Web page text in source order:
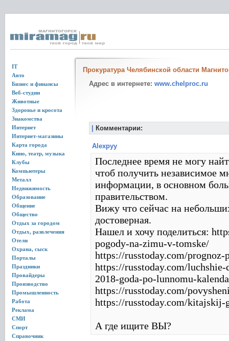
IT
Авто
Бизнес и финансы
Веб-студии
Животные
Здоровье и кросота
Знакомства
Интернет
Интернет-магазины
Карта города
Кино, театр, музыка
Клубы
Компьютеры
Металл
Недвижимость
Образование
Общение
Общество
Отдых за городом
Отдых, развлечения
Отели
Охрана, сыск
Порталы
Праздники
Провайдеры
Производство
Промышленность
Работа
Реклама
СМИ
Спорт
Справочник
Прокуратура Челябинской области
Адрес в интернете: www.chelproc.ru
Комментарии:
Alexpyy
Последнее время не могу
чтоб получить независимое
информации, в основном
правительством.
Вижу что сейчас на
достоверная.
Нашел и хочу поделиться:
pogody-na-zimu-v-tomske/
https://russtoday.com/
https://russtoday.com/
2018-goda-po-lunnomu-
https://russtoday.com/
https://russtoday.com/
А где ищите ВЫ?